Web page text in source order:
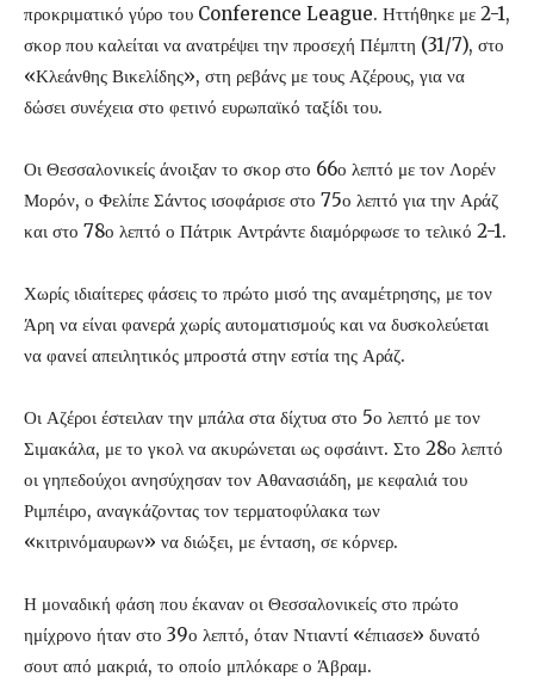
προκριματικό γύρο του Conference League. Ηττήθηκε με 2-1,
σκορ που καλείται να ανατρέψει την προσεχή Πέμπτη (31/7), στο
«Κλεάνθης Βικελίδης», στη ρεβάνς με τους Αζέρους, για να
δώσει συνέχεια στο φετινό ευρωπαϊκό ταξίδι του.
Οι Θεσσαλονικείς άνοιξαν το σκορ στο 66ο λεπτό με τον Λορέν
Μορόν, ο Φελίπε Σάντος ισοφάρισε στο 75ο λεπτό για την Αράζ
και στο 78ο λεπτό ο Πάτρικ Αντράντε διαμόρφωσε το τελικό 2-1.
Χωρίς ιδιαίτερες φάσεις το πρώτο μισό της αναμέτρησης, με τον
Άρη να είναι φανερά χωρίς αυτοματισμούς και να δυσκολεύεται
να φανεί απειλητικός μπροστά στην εστία της Αράζ.
Οι Αζέροι έστειλαν την μπάλα στα δίχτυα στο 5ο λεπτό με τον
Σιμακάλα, με το γκολ να ακυρώνεται ως οφσάιντ. Στο 28ο λεπτό
οι γηπεδούχοι ανησύχησαν τον Αθανασιάδη, με κεφαλιά του
Ριμπέιρο, αναγκάζοντας τον τερματοφύλακα των
«κιτρινόμαυρων» να διώξει, με ένταση, σε κόρνερ.
Η μοναδική φάση που έκαναν οι Θεσσαλονικείς στο πρώτο
ημίχρονο ήταν στο 39ο λεπτό, όταν Ντιαντί «έπιασε» δυνατό
σουτ από μακριά, το οποίο μπλόκαρε ο Άβραμ.